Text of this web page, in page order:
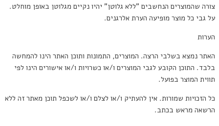
צורה שהמוצרים הנחשבים "ללא גלוטן" יהיו נקיים מגלוטן באופן מוחלט.
על גבי כל מוצר מופיעה הערת אלרגנים.
הערות
האתר נמצא בשלבי הרצה. המוצרים, התמונות ותוכן האתר הינו להמחשה
בלבד. התוכן הקובע לגבי המוצרים ו/או כשרויות ו/או אישורים הינו לפי
תווית המוצר בפועל.
כל הזכויות שמורות. אין להעתיק ו/או לצלם ו/או לשכפל תוכן מאתר זה ללא
הרשאה מראש בכתב.